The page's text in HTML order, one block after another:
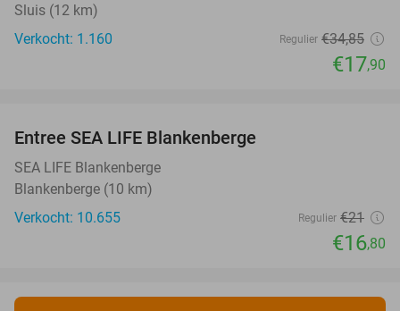
Sluis (12 km)
Verkocht: 1.160
Regulier €34,85
€17,90
Entree SEA LIFE Blankenberge
SEA LIFE Blankenberge
Blankenberge (10 km)
Verkocht: 10.655
Regulier €21
€16,80